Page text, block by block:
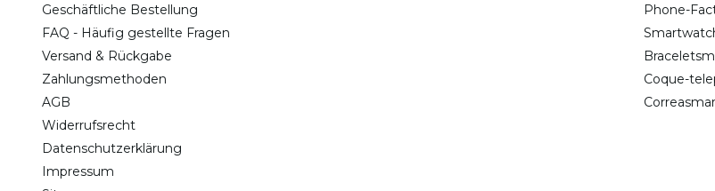
Geschäftliche Bestellung
FAQ - Häufig gestellte Fragen
Versand & Rückgabe
Zahlungsmethoden
AGB
Widerrufsrecht
Datenschutzerklärung
Impressum
Phone-
Coque-